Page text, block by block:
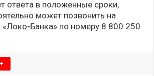
ответа в положенные сроки,
может позвонить на
Банка» по номеру 8 800 250